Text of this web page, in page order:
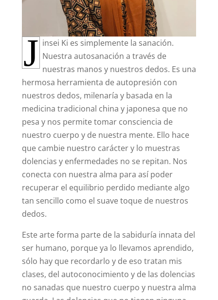
J insei Ki es simplemente la sanación.
Nuestra autosanación a través de
nuestras manos y nuestros dedos. Es una
hermosa herramienta de autopresión con
nuestros dedos, milenaría y basada en la
medicina tradicional china y japonesa que no
pesa y nos permite tomar consciencia de
nuestro cuerpo y de nuestra mente. Ello hace
que cambie nuestro carácter y lo muestras
dolencias y enfermedades no se repitan. Nos
conecta con nuestra alma para así poder
recuperar el equilibrio perdido mediante algo
tan sencillo como el suave toque de nuestros
dedos.
Este arte forma parte de la sabiduría innata del
ser humano, porque ya lo llevamos aprendido,
sólo hay que recordarlo y de eso tratan mis
clases, del autoconocimiento y de las dolencias
no sanadas que nuestro cuerpo y nuestra alma